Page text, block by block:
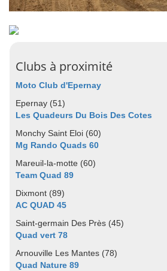
Clubs à proximité
Moto Club d'Epernay
Epernay (51)
Les Quadeurs Du Bois Des Cotes
Monchy Saint Eloi (60)
Mg Rando Quads 60
Mareuil-la-motte (60)
Team Quad 89
Dixmont (89)
AC QUAD 45
Saint-germain Des Près (45)
Quad vert 78
Arnouville Les Mantes (78)
Quad Nature 89